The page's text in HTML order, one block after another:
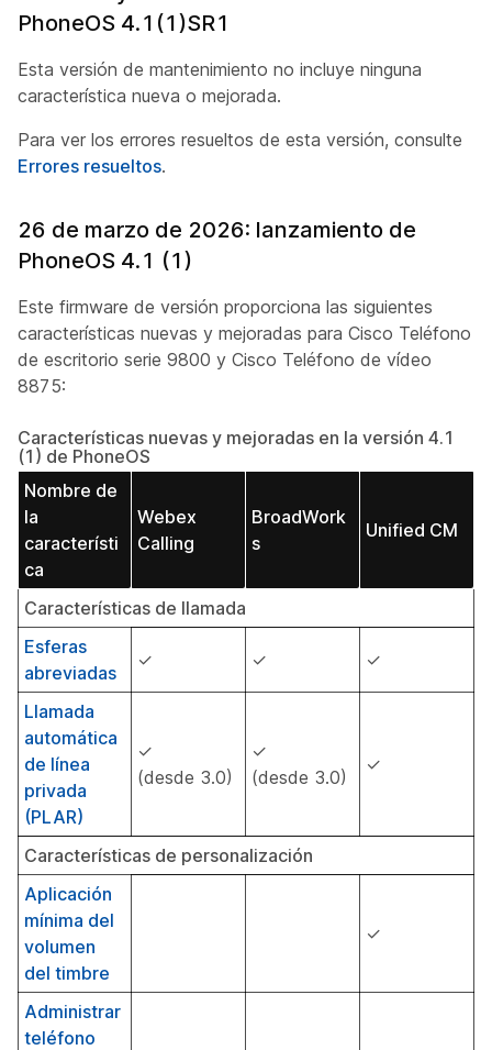
PhoneOS 4.1(1)SR1
Esta versión de mantenimiento no incluye ninguna
característica nueva o mejorada.
Para ver los errores resueltos de esta versión, consulte
Errores resueltos.
26 de marzo de 2026: lanzamiento de
PhoneOS 4.1 (1)
Este firmware de versión proporciona las siguientes
características nuevas y mejoradas para Cisco Teléfono
de escritorio serie 9800 y Cisco Teléfono de vídeo
8875:
Características nuevas y mejoradas en la versión 4.1
(1) de PhoneOS
Nombre de
la
característi
ca
Webex
Calling
BroadWork
s
Unified CM
Características de llamada
Esferas
abreviadas
✓ ✓ ✓
Llamada
automática
de línea
privada
(PLAR)
✓
(desde 3.0)
✓
(desde 3.0)
✓
Características de personalización
Aplicación
mínima del
volumen
del timbre
✓
Administrar
teléfono